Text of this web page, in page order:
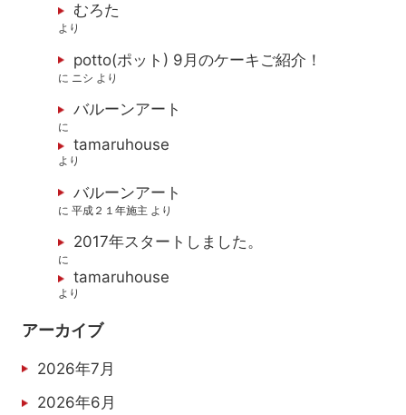
むろた
より
potto(ポット) 9月のケーキご紹介！
に ニシ より
バルーンアート
に
tamaruhouse
より
バルーンアート
に平成２１年施主 より
2017年スタートしました。
に
tamaruhouse
より
アーカイブ
2026年7月
2026年6月